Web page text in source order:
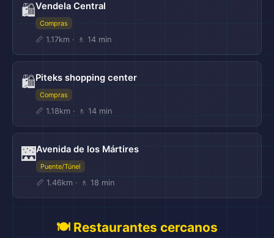
🛍️Vendela Central
Compras
📏 1.17km · 🚶 14 min
🛍️Piteks shopping center
Compras
📏 1.18km · 🚶 14 min
🌉Avenida de los Mártires
Puente/Túnel
📏 1.46km · 🚶 18 min
🍽️ Restaurantes cercanos